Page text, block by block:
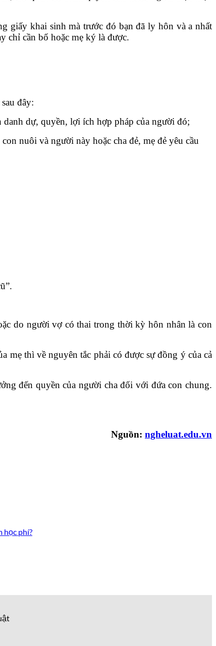
giấy khai sinh mà trước đó bạn đã ly hôn và a nhất
chỉ cần bố hoặc mẹ ký là được.
đây:
danh dự, quyền, lợi ích hợp pháp của người đó;
nuôi và người này hoặc cha đẻ, mẹ đẻ yêu cầu
do người vợ có thai trong thời kỳ hôn nhân là con
mẹ thì về nguyên tắc phải có được sự đồng ý của cả
đến quyền của người cha đối với đứa con chung.
Nguồn: ngheluat.edu.vn
học phí?